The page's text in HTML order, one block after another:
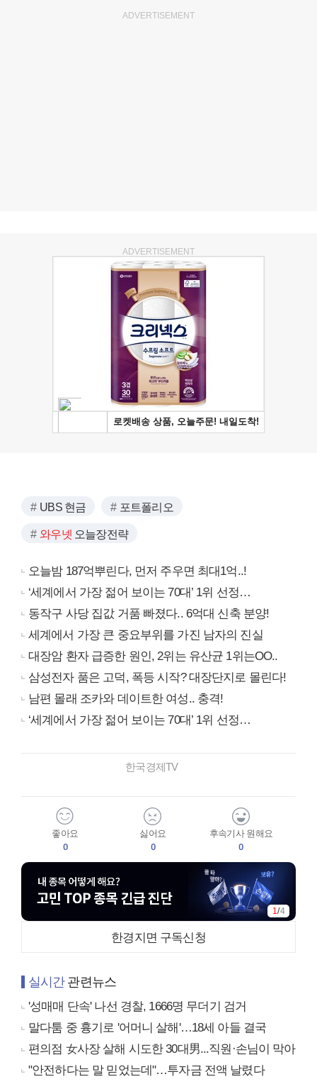
ADVERTISEMENT
ADVERTISEMENT
UBS 현금 포트폴리오
와우넷 오늘장전략
오늘밤 187억뿌린다, 먼저 주우면 최대1억..!
‘세계에서 가장 젊어 보이는 70대’ 1위 선정…
동작구 사당 집값 거품 빠졌다.. 6억대 신축 분양!
세계에서 가장 큰 중요부위를 가진 남자의 진실
대장암 환자 급증한 원인, 2위는 유산균 1위는OO..
삼성전자 품은 고덕, 폭등 시작? 대장단지로 몰린다!
남편 몰래 조카와 데이트한 여성.. 충격!
‘세계에서 가장 젊어 보이는 70대’ 1위 선정…
한국경제TV
좋아요
0
싫어요
0
후속기사 원해요
0
1/4
한경지면 구독신청
실시간관련뉴스
'성매매 단속' 나선 경찰, 1666명 무더기 검거
말다툼 중 흉기로 '어머니 살해'…18세 아들 결국
편의점 女사장 살해 시도한 30대男...직원·손님이 막아
"안전하다는 말 믿었는데"…투자금 전액 날렸다